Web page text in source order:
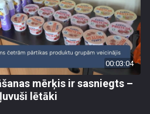
00:03:04
mērķis ir sasniegts –
lētāki